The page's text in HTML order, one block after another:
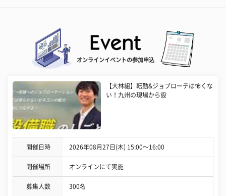
オンラインイベントの参加申込
【大林組】転勤&ジョブローテは怖くな
い！九州の現場から設
開催日時 2026年08月27日(木) 15:00〜16:00
開催場所 オンラインにて実施
募集人数 300名